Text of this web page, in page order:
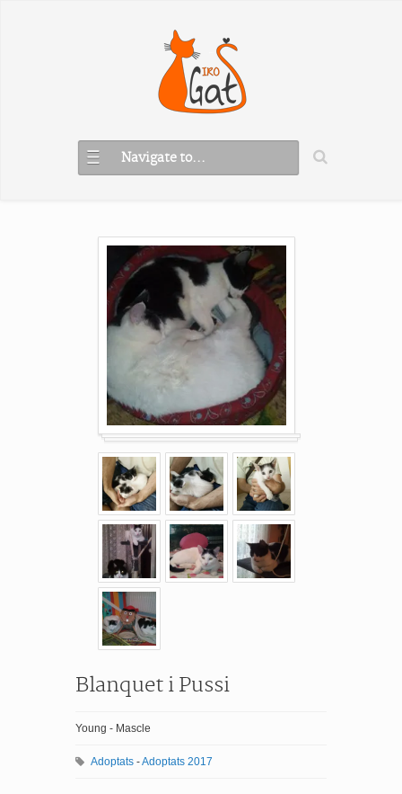
Navigate to...
Blanquet i Pussi
Young - Mascle
Adoptats -Adoptats 2017